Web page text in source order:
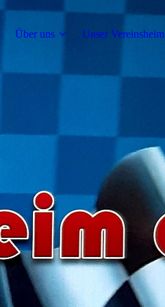
Über uns Unser Vereinsheim